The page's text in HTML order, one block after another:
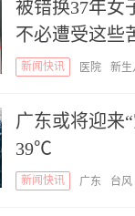
被错换37年女
不必遭受这些
新闻快讯 医院 新生
广东或将迎来
39℃
新闻快讯 广东 台风